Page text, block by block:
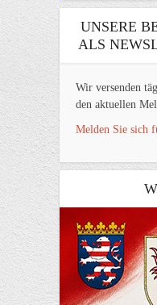
UNSERE
ALS
Wir versenden
den aktuellen
Melden Sie sich